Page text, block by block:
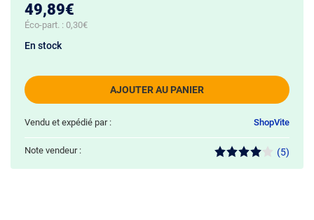
49,89€
Éco-part. : 0,30€
AJOUTER AU PANIER
En stock
Vendu et expédié par : ShopVite
Note vendeur : (5)